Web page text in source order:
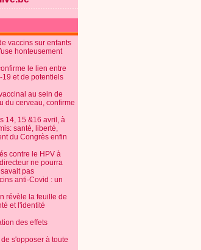
vaccins sur enfants
honteusement
le lien entre
19 et de potentiels
au sein de
du cerveau, confirme
14, 15 &16 avril, à
santé, liberté,
du Congrès enfin
contre le HPV à
ne pourra
pas
anti-Covid : un
révèle la feuille de
et l'identité
des effets
s'opposer à toute